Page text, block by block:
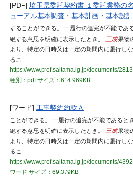
[PDF] 埼玉県委託契約書 １委託業務の
ューアル基本調査・基本計画・基本設計
することができる。 一履行の追完が不能であ
絶する意思を明確に表示したとき。 三成果物
より、特定の日時又は一定の期間内に履行し
るこ
https://www.pref.saitama.lg.jp/documents/
種別：pdfサイズ：614.969KB
[ワード] 工事契約約款Ａ
ことができる。 一履行の追完が不能であると
絶する意思を明確に表示したとき。 三成果物
より、特定の日時又は一定の期間内に履行し
るこ
https://www.pref.saitama.lg.jp/documents/
ワード サイズ：69.379KB